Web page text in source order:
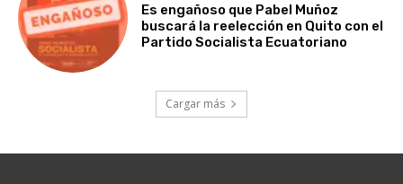
Es engañoso que Pabel Muñoz
buscará la reelección en Quito con el
Partido Socialista Ecuatoriano
Cargar más